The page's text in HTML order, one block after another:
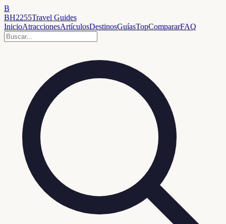
B
BH2255Travel Guides
InicioAtraccionesArtículosDestinosGuíasTopCompararFAQ